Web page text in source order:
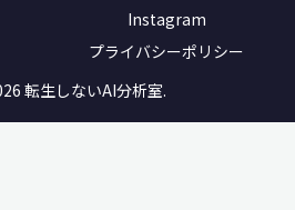
Instagram
プライバシーポリシー
転生しないAI分析室.